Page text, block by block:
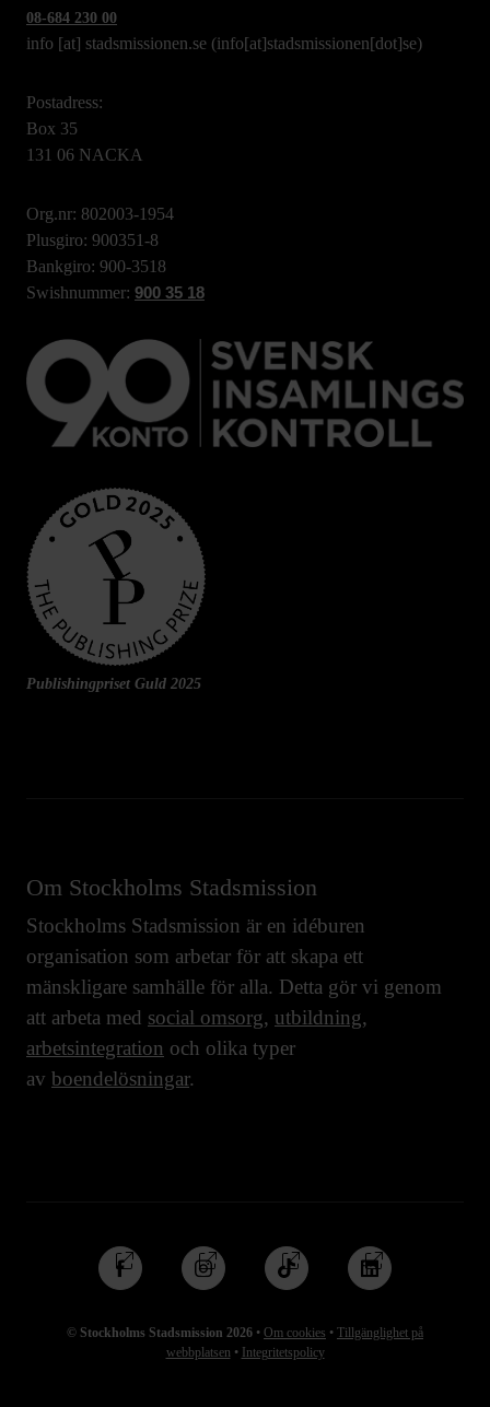
08-684 230 00
info [at] stadsmissionen.se (info[at]stadsmissionen[dot]se)
Postadress:
Box 35
131 06 NACKA
Org.nr: 802003-1954
Plusgiro: 900351-8
Bankgiro: 900-3518
Swishnummer: 900 35 18
Publishingpriset Guld 2025
Om Stockholms Stadsmission
Stockholms Stadsmission är en idéburen
organisation som arbetar för att skapa ett
mänskligare samhälle för alla. Detta gör vi genom
att arbeta med social omsorg, utbildning,
arbetsintegration och olika typer
av boendelösningar.
© Stockholms Stadsmission 2026 • Om cookies • Tillgänglighet på
webbplatsen • Integritetspolicy
Följ
oss
Facebook
Följ
oss
Instagram
Följ
oss
TikTok
Följ
oss
Linkedin